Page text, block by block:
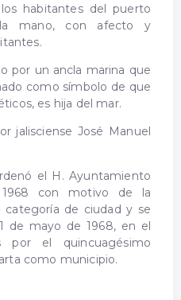
habitantes del puerto
mano, con afecto y
por un ancla marina que
como símbolo de que
es hija del mar.
jalisciense José Manuel
el H. Ayuntamiento
con motivo de la
categoría de ciudad y se
de mayo de 1968, en el
el quincuagésimo
como municipio.